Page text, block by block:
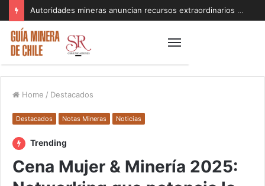
Autoridades mineras anuncian recursos extraordinarios para pequeños mineros afectados por el sistema frontal en Coquimbo y Atacama
Home / Destacados
Destacados Notas Mineras Noticias
Trending
Cena Mujer & Minería 2025: